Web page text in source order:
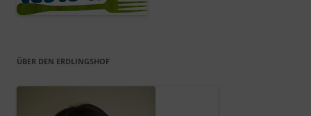
ÜBER DEN ERDLINGSHOF